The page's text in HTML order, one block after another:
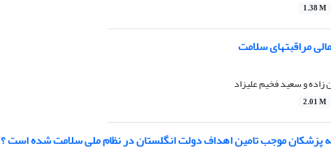
1.38 M
مراقبتهای سلامت
و سعید فخیم علیزاد
2.01 M
پزشکان موجب تامین اهداف دولت انگلستان در نظام ملی سلامت شده است ؟